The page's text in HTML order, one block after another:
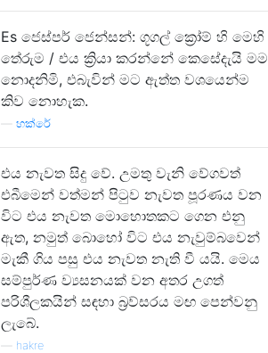
Es ජෙස්පර් ජෙන්සන්: ගූගල් ක්‍රෝම් හි මෙහි
තේරුම / එය ක්‍රියා කරන්නේ කෙසේදැයි මම
නොදනිමි, එබැවින් මට ඇත්ත වශයෙන්ම
කිව නොහැක.
හක්රේ
එය නැවත සිදු වේ. උමතු වැනි වේගවත්
එබීමෙන් වත්මන් පිටුව නැවත පූරණය වන
විට එය නැවත මොහොතකට ගෙන එනු
ඇත, නමුත් බොහෝ විට එය නැවුම්බවෙන්
මැකී ගිය පසු එය නැවත නැති වී යයි. මෙය
සම්පුර්ණ ව්‍යසනයක් වන අතර උගත්
පරිශීලකයින් සඳහා බ්‍රව්සරය මඟ පෙන්වනු
ලැබේ.
hakre